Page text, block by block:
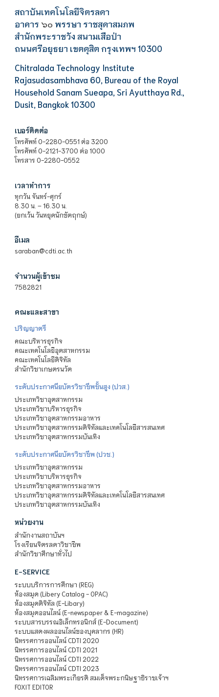
สถาบันเทคโนโลยีจิตรลดา
อาคาร ๖๐ พรรษา ราชสุดาสมภพ
สำนักพระราชวัง สนามเสือป่า
ถนนศรีอยุธยา เขตดุสิต กรุงเทพฯ 10300
Chitralada Technology Institute
Rajasudasambhava 60, Bureau of the Royal
Household Sanam Sueapa, Sri Ayutthaya Rd.,
Dusit, Bangkok 10300
เบอร์ติดต่อ
โทรศัพท์ 0-2280-0551 ต่อ 3200
โทรศัพท์ 0-2121-3700 ต่อ 1000
โทรสาร 0-2280-0552
เวลาทำการ
ทุกวัน จันทร์-ศุกร์
8.30 น. – 16.30 น.
(ยกเว้น วันหยุดนักขัตฤกษ์)
อีเมล
saraban@cdti.ac.th
จำนวนผู้เข้าชม
7582821
คณะและสาขา
ปริญญาตรี
คณะบริหารธุรกิจ
คณะเทคโนโลยีอุตสาหกรรม
คณะเทคโนโลยีดิจิทัล
สำนักวิชาเกษตรนวัต
ระดับประกาศนียบัตรวิชาชีพชั้นสูง (ปวส.)
ประเภทวิชาอุตสาหกรรม
ประเภทวิชาบริหารธุรกิจ
ประเภทวิชาอุตสาหกรรมอาหาร
ประเภทวิชาอุตสาหกรรมดิจิทัลและเทคโนโลยีสารสนเทศ
ประเภทวิชาอุตสาหกรรมบันเทิง
ระดับประกาศนียบัตรวิชาชีพ (ปวช.)
ประเภทวิชาอุตสาหกรรม
ประเภทวิชาบริหารธุรกิจ
ประเภทวิชาอุตสาหกรรมอาหาร
ประเภทวิชาอุตสาหกรรมดิจิทัลและเทคโนโลยีสารสนเทศ
ประเภทวิชาอุตสาหกรรมบันเทิง
หน่วยงาน
สำนักงานสถาบันฯ
โรงเรียนจิตรลดาวิชาชีพ
สำนักวิชาศึกษาทั่วไป
E-SERVICE
ระบบบริการการศึกษา (REG)
ห้องสมุด (Libery Catalog - OPAC)
ห้องสมุดดิจิทัล (E-Libary)
ห้องสมุดออนไลน์ (E-newspaper & E-magazine)
ระบบสารบรรณอิเล็กทรอนิกส์ (E-Document)
ระบบแสดงผลออนไลน์ของบุคลากร (HR)
นิทรรศการออนไลน์ CDTI 2020
นิทรรศการออนไลน์ CDTI 2021
นิทรรศการออนไลน์ CDTI 2022
นิทรรศการออนไลน์ CDTI 2023
นิทรรศการเฉลิมพระเกียรติ สมเด็จพระกนิษฐาธิราชเจ้าฯ
FOXIT EDITOR